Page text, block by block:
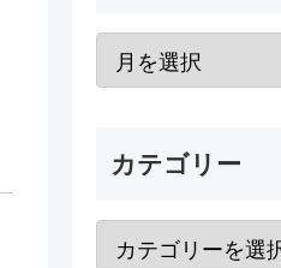
カテゴリー